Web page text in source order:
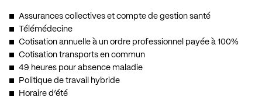
Assurances collectives et compte de gestion santé
Télémédecine
Cotisation annuelle à un ordre professionnel payée à 100%
Cotisation transports en commun
49 heures pour absence maladie
Politique de travail hybride
Horaire d’été